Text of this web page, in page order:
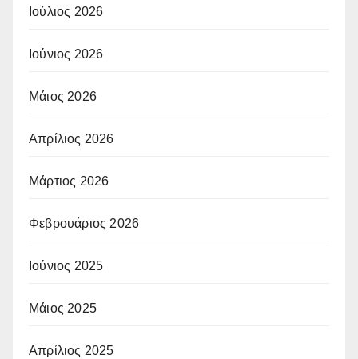
Ιούλιος 2026
Ιούνιος 2026
Μάιος 2026
Απρίλιος 2026
Μάρτιος 2026
Φεβρουάριος 2026
Ιούνιος 2025
Μάιος 2025
Απρίλιος 2025